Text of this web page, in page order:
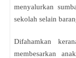
menyalurkan
sekolah selain
Difahamkan
membesarkan